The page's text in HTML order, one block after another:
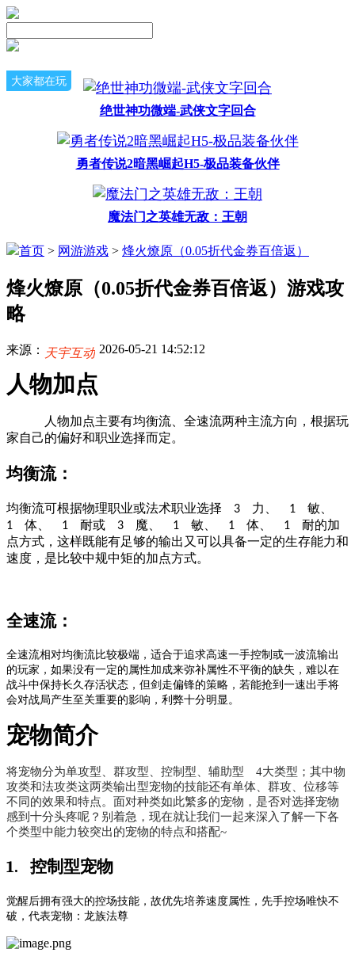
大家都在玩
绝世神功微端-武侠文字回合
勇者传说2暗黑崛起H5-极品装备伙伴
魔法门之英雄无敌：王朝
首页 > 网游游戏 > 烽火燎原（0.05折代金券百倍返）
烽火燎原（0.05折代金券百倍返）游戏攻
略
来源： 天宇互动 2026-05-21 14:52:12
人物加点
人物加点主要有均衡流、全速流两种主流方向，根据玩
家自己的偏好和职业选择而定。
均衡流：
均衡流可根据物理职业或法术职业选择 3 力、 1 敏、
1 体、 1 耐或 3 魔、 1 敏、 1 体、 1
耐的加
点方式，这样既能有足够的输出又可以具备一定的生存能力和
速度，是比较中规中矩的加点方式。
全速流：
全速流相对均衡流比较极端，适合于追求高速一手控制或一波流输出
的玩家，如果没有一定的属性加成来弥补属性不平衡的缺失，难以在
战斗中保持长久存活状态，但剑走偏锋的策略，若能抢到一速出手将
会对战局产生至关重要的影响，利弊十分明显。
宠物简介
将宠物分为单攻型、群攻型、控制型、辅助型
4大类型；其中物
攻类和法攻类这两类输出型宠物的技能还有单体、群攻、位移等
不同的效果和特点。面对种类如此繁多的宠物，是否对选择宠物
感到十分头疼呢？别着急，现在就让我们一起来深入了解一下各
个类型中能力较突出的宠物的特点和搭配~
1. 控制型宠物
觉醒后拥有强大的控场技能，故优先培养速度属性，先手控场唯快不
破，代表宠物：龙族法尊